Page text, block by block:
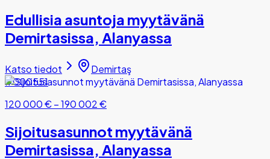
Edullisia asuntoja myytävänä
Demirtasissa, Alanyassa
Katso tiedot
Demirtaş
#000551
120 000 €–190 002 €
Sijoitusasunnot myytävänä
Demirtasissa, Alanyassa